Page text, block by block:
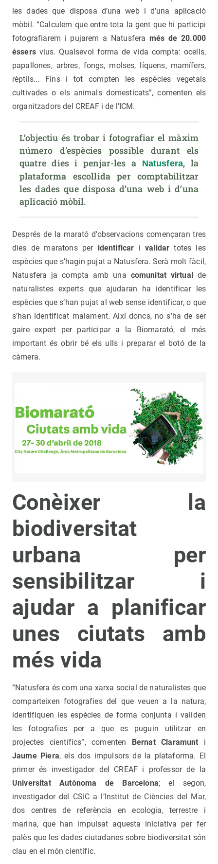
les dades que disposa d’una web i d’una aplicació
mòbil. “Calculem que entre tota la gent que hi participi
fotografiarem i pujarem a Natusferamés de 20.000
éssersvius. Qualsevol forma de vida compta: ocells,
papallones, arbres, fongs, molses, líquens, mamífers,
rèptils... Fins i tot compten les espècies vegetals
cultivades o els animals domesticats”, comenten els
organitzadors del CREAF i de l’ICM.
L’objectiu és trobar i fotografiar el màxim
número d’espècies possible durant els
quatre dies i penjar-les a
Natusfera, la
plataforma escollida per comptabilitzar
les dades que disposa d’una web i d’una
aplicació mòbil.
Després de la marató d’observacions començaran tres
dies de maratons per identificar ivalidar totes les
espècies que s’hagin pujat a Natusfera. Serà molt fàcil,
Natusfera ja compta amb una comunitat virtualde
naturalistes experts que ajudaran ha identificar les
espècies que s’han pujat al web sense identificar, o que
s’han identificat malament. Així doncs, no s’ha de ser
gaire expert per participar a la Biomarató, el més
important és obrir bé els ulls i preparar el botó de la
càmera.
Conèixer la
biodiversitat
urbana per
sensibilitzar i
ajudar a planificar
unes ciutats amb
més vida
“Natusfera és com una xarxa social de naturalistes que
comparteixen fotografies del que veuen a la natura,
identifiquen les espècies de forma conjunta i validen
les fotografies per a que es puguin utilitzar en
projectes científics”, comenten
Bernat Claramunt i
Jaume Piera, els dos impulsors de la plataforma. El
primer és investigador del CREAF i professor de la
Universitat Autònoma de Barcelona; el segon,
investigador del CSIC a l’Institut de Ciències del Mar,
dos centres de referència en ecologia, terrestre i
marina, que han impulsat aquesta iniciativa per fer
palès que les dades ciutadanes sobre biodiversitat són
clau en el món científic.